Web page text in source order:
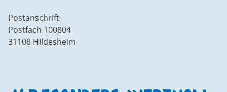
Postanschrift
Postfach 100804
31108 Hildesheim